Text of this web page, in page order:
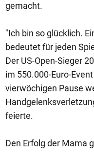
gemacht.
"Ich bin so glücklich.
bedeutet für jeden
Der US-Open-Sieger
im 550.000-Euro-
vierwöchigen Pause
feierte.
Den Erfolg der Mama